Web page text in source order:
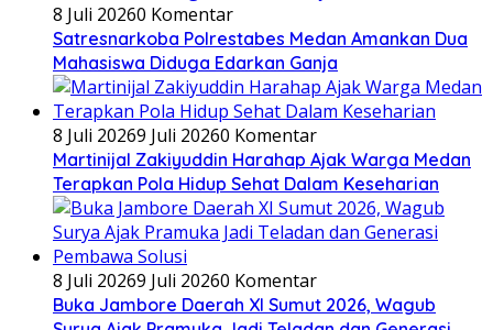
8 Juli 20260 Komentar
Satresnarkoba Polrestabes Medan Amankan Dua
Mahasiswa Diduga Edarkan Ganja
8 Juli 20269 Juli 20260 Komentar
Martinijal Zakiyuddin Harahap Ajak Warga Medan
Terapkan Pola Hidup Sehat Dalam Keseharian
8 Juli 20269 Juli 20260 Komentar
Buka Jambore Daerah XI Sumut 2026, Wagub